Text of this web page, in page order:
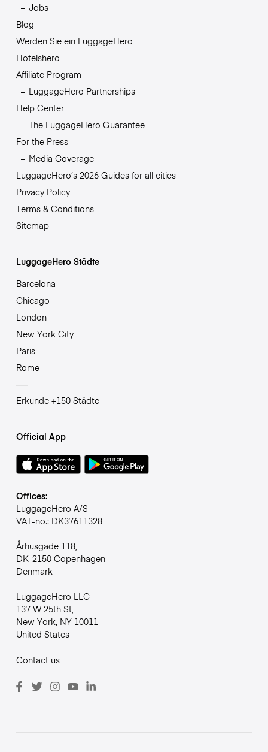
Jobs
Blog
Werden Sie ein LuggageHero
Hotelshero
Affiliate Program
LuggageHero Partnerships
Help Center
The LuggageHero Guarantee
For the Press
Media Coverage
LuggageHero’s 2026 Guides for all cities
Privacy Policy
Terms & Conditions
Sitemap
LuggageHero Städte
Barcelona
Chicago
London
New York City
Paris
Rome
Erkunde +150 Städte
Official App
Offices:
LuggageHero A/S
VAT-no.: DK37611328
Århusgade 118,
DK-2150 Copenhagen
Denmark
LuggageHero LLC
137 W 25th St,
New York, NY 10011
United States
Contact us